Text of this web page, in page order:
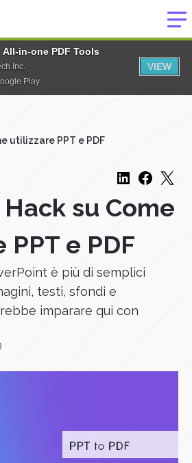
All-in-one PDF Tools
Inc.
Play
VIEW
utilizzare PPT e PDF
su Come
e PDF
è più di semplici
testi, sfondi e
imparare qui con